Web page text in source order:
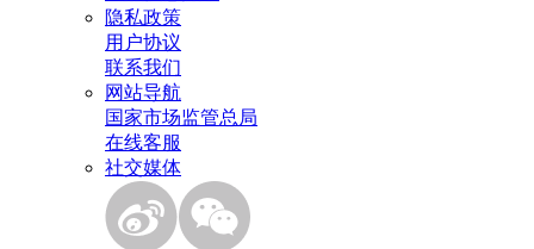
隐私政策
用户协议
联系我们
网站导航
国家市场监管总局
在线客服
社交媒体